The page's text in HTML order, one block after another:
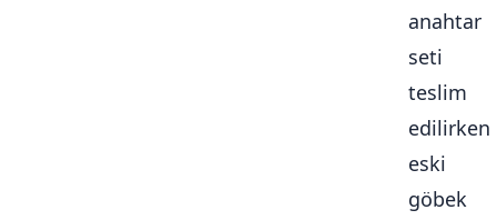
anahtar
seti
teslim
edilirken
eski
göbek